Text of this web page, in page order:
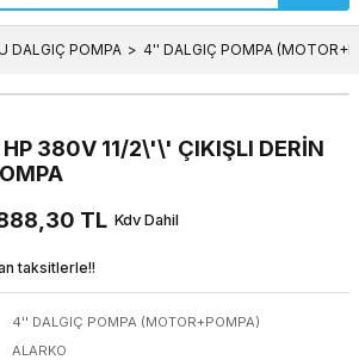
DALGIÇ POMPA 4'' DALGIÇ POMPA
380V 11/2\'\' ÇIKIŞLI DERİN
TL Kdv Dahil
taksitlerle!!
4'' DALGIÇ POMPA (MOTOR+POMPA)
ALARKO